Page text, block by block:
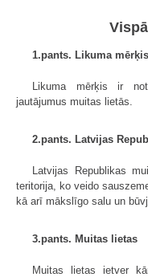
1.pants. Likuma mērķis
Likuma mērķis ir
jautājumus muitas lietās.
2.pants. Latvijas
Latvijas Republikas
teritorija, ko veido
kā arī mākslīgo salu un
3.pants. Muitas lietas
Muitas lietas ietver